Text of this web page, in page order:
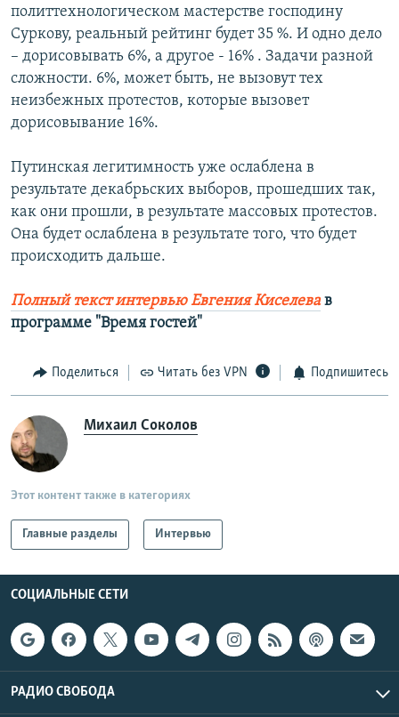
политтехнологическом мастерстве господину
Суркову, реальный рейтинг будет 35 %. И одно дело
– дорисовывать 6%, а другое - 16% . Задачи разной
сложности. 6%, может быть, не вызовут тех
неизбежных протестов, которые вызовет
дорисовывание 16%.
Путинская легитимность уже ослаблена в
результате декабрьских выборов, прошедших так,
как они прошли, в результате массовых протестов.
Она будет ослаблена в результате того, что будет
происходить дальше.
Полный текст интервью Евгения Киселевав
программе "Время гостей"
Поделиться Читать без VPN Подпишитесь
Михаил Соколов
Этот контент также в категориях
Главные разделы Интервью
СОЦИАЛЬНЫЕ СЕТИ
РАДИО СВОБОДА